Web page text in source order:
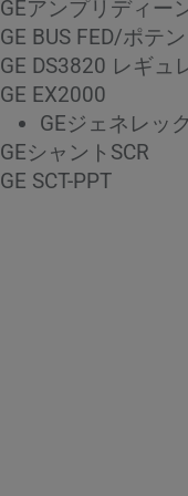
GEアンプリディー
GE BUS FED/ポテ
GE DS3820 レギュ
GE EX2000
GEジェネレッ
GEシャントSCR
GE SCT-PPT